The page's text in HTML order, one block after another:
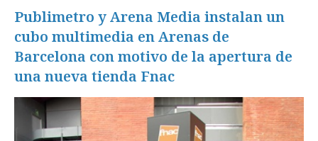
Publimetro y Arena Media instalan un
cubo multimedia en Arenas de
Barcelona con motivo de la apertura de
una nueva tienda Fnac